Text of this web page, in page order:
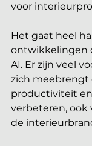
voor
Het gaat heel
ontwikkelingen
AI. Er zijn veel
zich meebrengt
productiviteit
verbeteren, ook
de